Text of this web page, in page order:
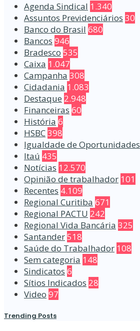
Agenda Sindical 1.340
Assuntos Previdenciários 30
Banco do Brasil 680
Bancos 946
Bradesco 535
Caixa 1.047
Campanha 308
Cidadania 1.083
Destaque 2.948
Financeiras 60
História 6
HSBC398
Igualdade de Oportunidades
Itaú 435
Notícias 12.570
Opinião de trabalhador 101
Recentes 4.109
Regional Curitiba 671
Regional PACTU 242
Regional Vida Bancária 325
Santander518
Saúde do Trabalhador 108
Sem categoria 148
Sindicatos 6
Sítios Indicados 28
Video 97
Trending Posts